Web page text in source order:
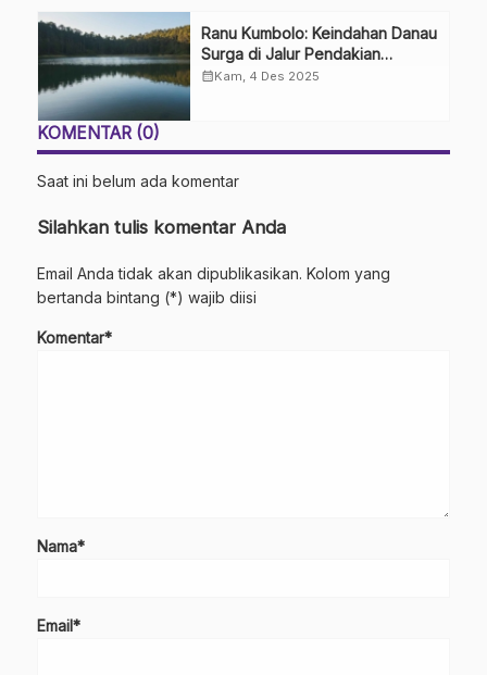
Ranu Kumbolo: Keindahan Danau
Surga di Jalur Pendakian
Gunung Semeru
calendar_monthKam, 4 Des 2025
KOMENTAR (0)
Saat ini belum ada komentar
Silahkan tulis komentar Anda
Email Anda tidak akan dipublikasikan. Kolom yang
bertanda bintang (*) wajib diisi
Komentar*
Nama*
Email*